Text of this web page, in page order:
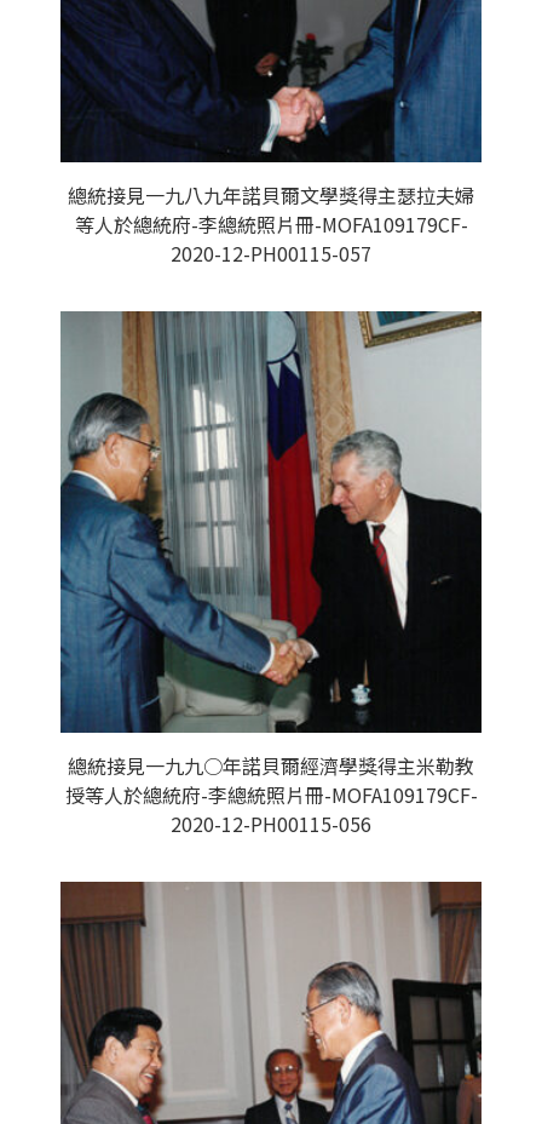
總統接見一九八九年諾貝爾文學獎得主瑟拉夫婦
等人於總統府-李總統照片冊-MOFA109179CF-
2020-12-PH00115-057
總統接見一九九○年諾貝爾經濟學獎得主米勒教
授等人於總統府-李總統照片冊-MOFA109179CF-
2020-12-PH00115-056